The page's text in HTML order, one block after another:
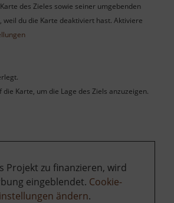
des Zieles sowie seiner umgebenden
weil du die Karte deaktiviert hast. Aktiviere
Karte, um die Lage des Ziels anzuzeigen.
Projekt zu finanzieren, wird
eingeblendet. Cookie-
ändern.